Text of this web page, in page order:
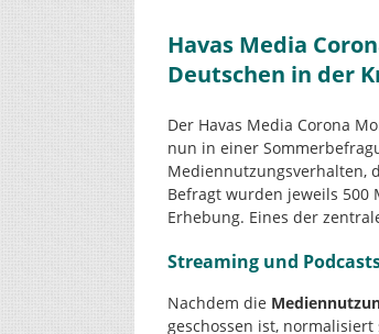
Havas Media
Deutschen in der
Der Havas Media Corona
nun in einer
Mediennutzungsverhalten,
Befragt wurden jeweils 500
Erhebung. Eines der
Streaming und
Nachdem die
geschossen ist,